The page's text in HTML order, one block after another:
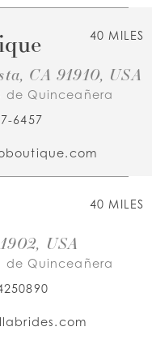
40 MILES
CA 91910, USA
de Quinceañera
6457
40 MILES
USA
de Quinceañera